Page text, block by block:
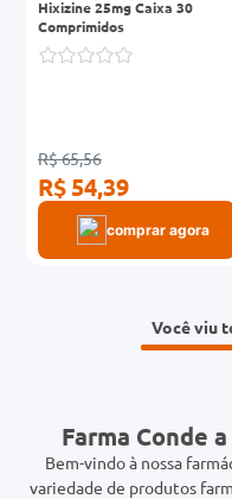
Hixizine 25mg Caixa 30
Comprimidos
R$ 65,56
R$ 54,39
comprar agora
Você viu
Farma Conde
Bem-vindo à nossa
variedade de produtos